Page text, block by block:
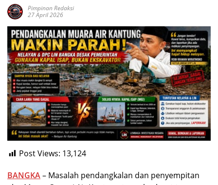
Pimpinan Redaksi
27 April 2026
Post Views: 13,124
BANGKA– Masalah pendangkalan dan penyempitan